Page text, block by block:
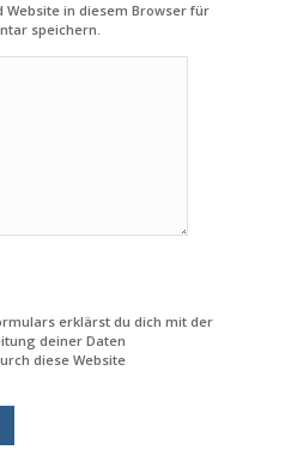
Website in diesem Browser für
speichern.
erklärst du dich mit der
deiner Daten
diese Website